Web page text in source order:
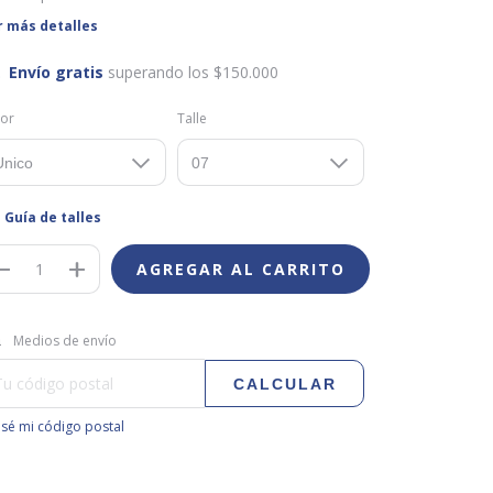
más detalles
Envío gratis superando los $150.000
Talle
Guía de talles
para el CP:
Medios de envío
CALCULAR
mi código postal